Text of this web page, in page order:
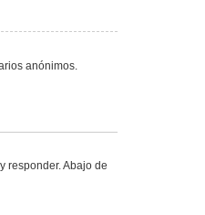
anónimos.
responder. Abajo de